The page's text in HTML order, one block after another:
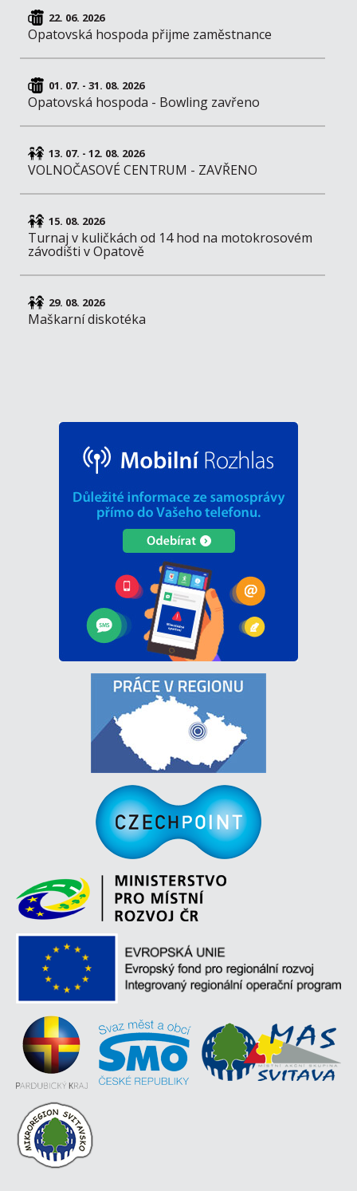
22. 06. 2026
Opatovská hospoda přijme zaměstnance
01. 07. - 31. 08. 2026
Opatovská hospoda - Bowling zavřeno
13. 07. - 12. 08. 2026
VOLNOČASOVÉ CENTRUM - ZAVŘENO
15. 08. 2026
Turnaj v kuličkách od 14 hod na motokrosovém
závodišti v Opatově
29. 08. 2026
Maškarní diskotéka